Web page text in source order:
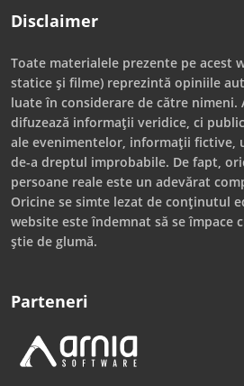
Disclaimer
Toate materialele prezente pe acest
statice și filme) reprezintă opiniile
luate în considerare de către nimeni.
difuzează informații veridice, ci
ale evenimentelor, informații fictive,
de-a dreptul improbabile. De fapt,
persoane reale este un adevărat
Oricine se simte lezat de conținutul
website este îndemnat să se împace
știe de glumă.
Parteneri